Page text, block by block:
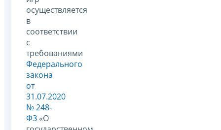
осуществляется
в
соответствии
с
требованиями
Федерального
закона
от
31.07.2020
№ 248-
ФЗ «О